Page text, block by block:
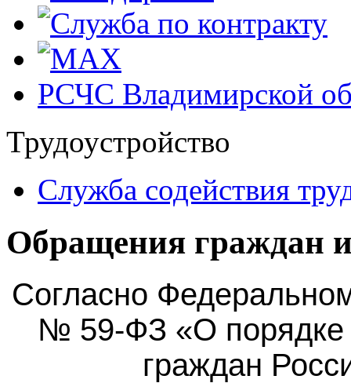
РСЧС Владимирской
Трудоустройство
Cлужба содействия
Обращения граждан
Согласно
№ 59-ФЗ «О порядке
граждан